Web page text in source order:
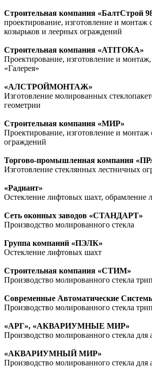
Строительная компания «БалтСтрой
проектирование, изготовление и монтаж
козырьков и леерных ограждений
Строительная компания «ATITOKA»
Проектирование, изготовление и
«Галерея»
«АЛСТРОЙМОНТАЖ»
Изготовление молированных
геометрии
Строительная компания «МИР»
Проектирование, изготовление и монтаж
ограждений
Торгово-промышленная компания
Изготовление стеклянных лестничных
«Радиант»
Остекление лифтовых шахт, обрамление
Сеть оконных заводов «СТАНДАРТ»
Производство молированного стекла
Группа компаний «ПЭЛК»
Остекление лифтовых шахт
Строительная компания «СТИМ»
Производство молированного стекла
Современные Автоматические
Производство молированного стекла
«АРГ», «АКВАРИУМНЫЕ МИР»
Производство молированного стекла для
«АКВАРИУМНЫЙ МИР»
Производство молированного стекла для